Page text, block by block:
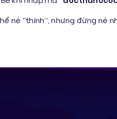
né “thính”, nhưng đừng né